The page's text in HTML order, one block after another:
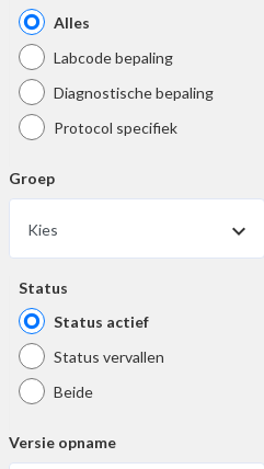
Alles
Labcode bepaling
Diagnostische bepaling
Protocol specifiek
Groep
Kies
Status
Status actief
Status vervallen
Beide
Versie opname